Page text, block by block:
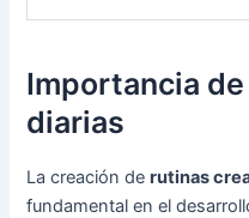
Importancia
diarias
La creación derutinas
fundamental en el